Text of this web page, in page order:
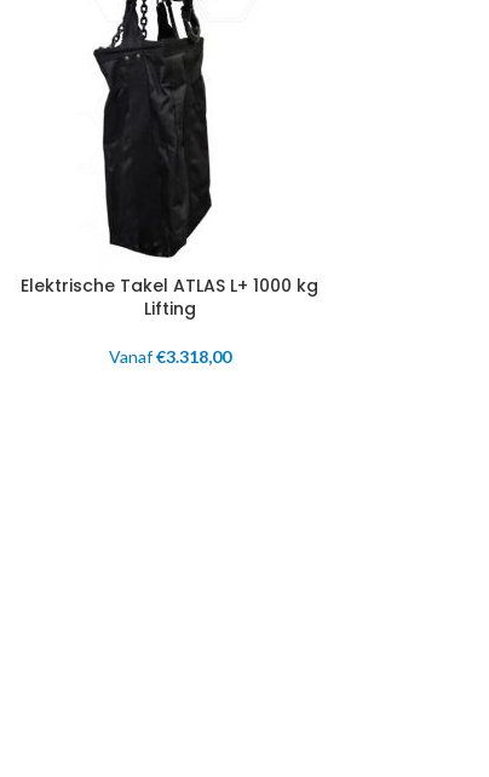
Elektrische Takel ATLAS L+ 1000 kg
Lifting
Vanaf€3.318,00